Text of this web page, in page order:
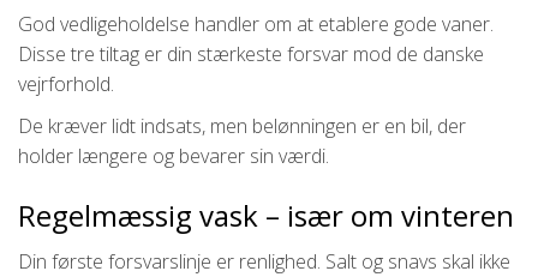
God vedligeholdelse handler om at etablere gode vaner.
Disse tre tiltag er din stærkeste forsvar mod de danske
vejrforhold.
De kræver lidt indsats, men belønningen er en bil, der
holder længere og bevarer sin værdi.
Regelmæssig vask – især om vinteren
Din første forsvarslinje er renlighed. Salt og snavs skal ikke